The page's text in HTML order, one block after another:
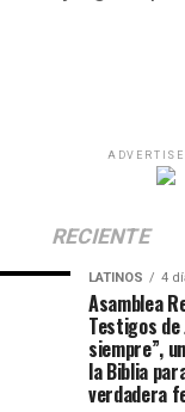
RECIENTE
LATINOS 4
Asamblea
Testigos de
siempre”,
la Biblia
verdadera